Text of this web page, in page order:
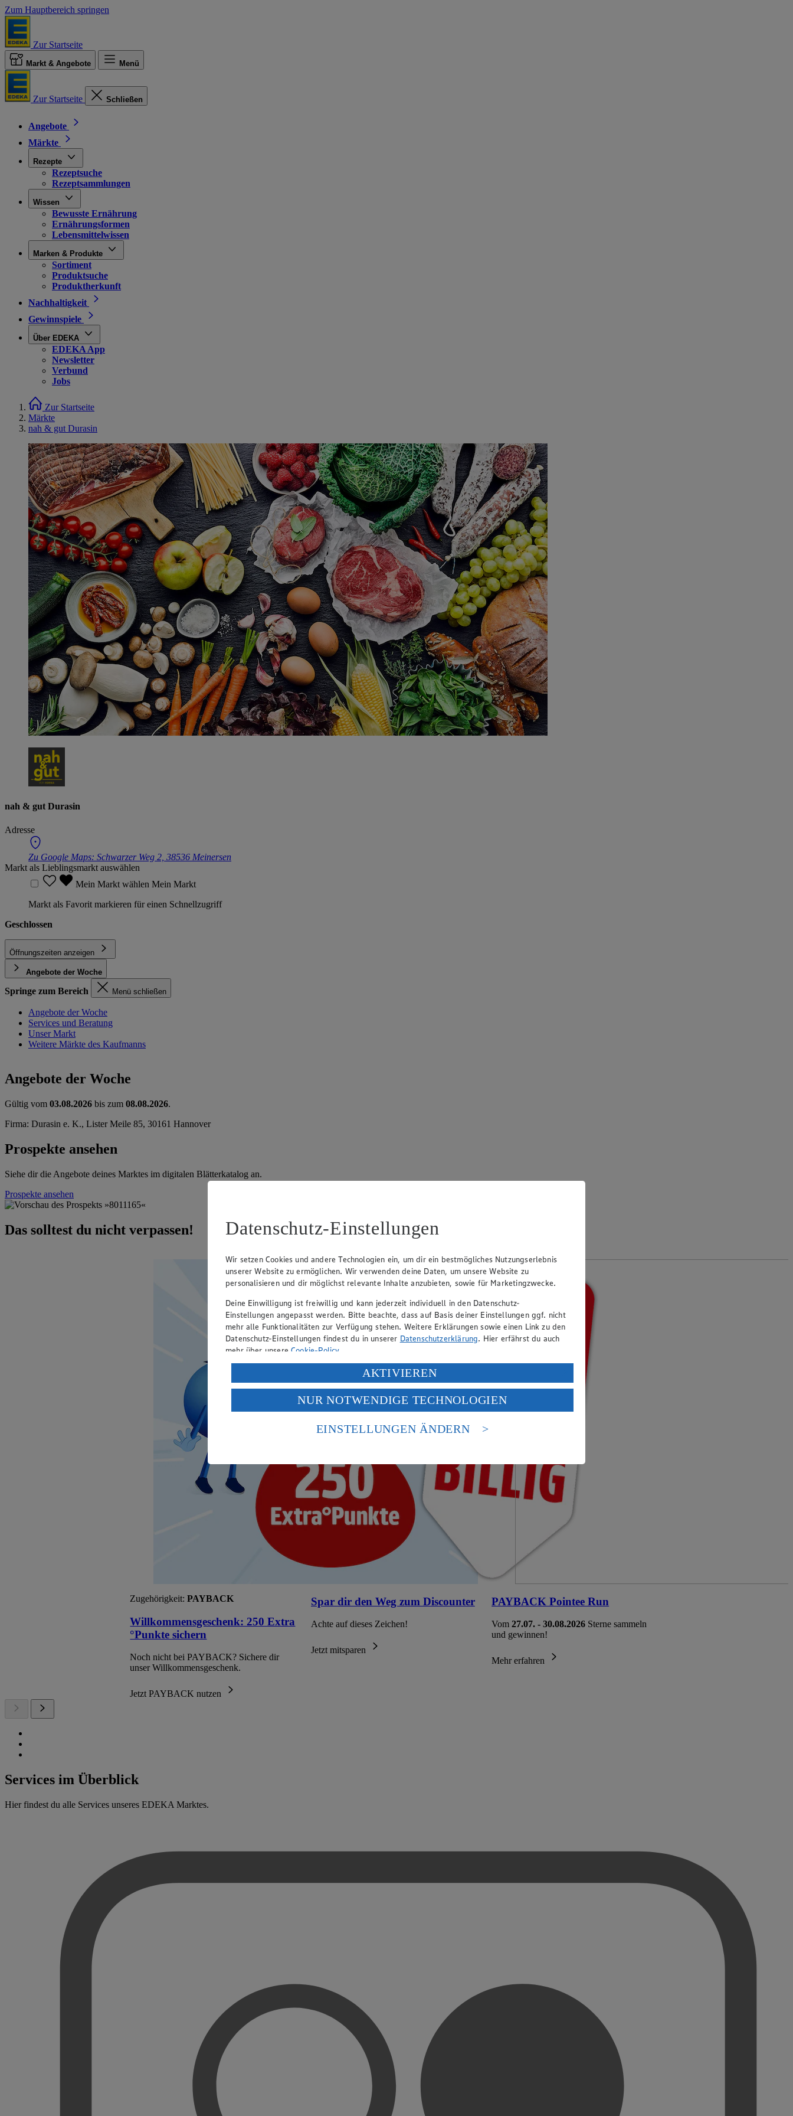
Zum Hauptbereich springen
Zur Startseite
Markt & Angebote Menü
Zur Startseite Schließen
Angebote
Märkte
Rezepte
Rezeptsuche
Rezeptsammlungen
Wissen
Bewusste Ernährung
Ernährungsformen
Lebensmittelwissen
Marken & Produkte
Sortiment
Produktsuche
Produktherkunft
Nachhaltigkeit
Gewinnspiele
Über EDEKA
EDEKA App
Newsletter
Verbund
Jobs
Zur Startseite
Märkte
nah & gut Durasin
nah & gut Durasin
Adresse
Zu Google Maps: Schwarzer Weg 2, 38536 Meinersen
Markt als Lieblingsmarkt auswählen
Mein Markt wählen Mein Markt
Markt als Favorit markieren für einen Schnellzugriff
Geschlossen
Öffnungszeiten anzeigen
Angebote der Woche
Springe zum Bereich Menü schließen
Angebote der Woche
Services und Beratung
Unser Markt
Weitere Märkte des Kaufmanns
Angebote der Woche
Gültig vom 03.08.2026 bis zum 08.08.2026.
Firma: Durasin e. K., Lister Meile 85, 30161 Hannover
Prospekte ansehen
Siehe dir die Angebote deines Marktes im digitalen Blätterkatalog an.
Prospekte ansehen
Das solltest du nicht verpassen!
Zugehörigkeit: PAYBACK
Willkommensgeschenk: 250 Extra
°Punkte sichern
Noch nicht bei PAYBACK? Sichere dir
unser Willkommensgeschenk.
Jetzt PAYBACK nutzen
Spar dir den Weg zum Discounter
Achte auf dieses Zeichen!
Jetzt mitsparen
PAYBACK Pointee Run
Vom27.07. - 30.08.2026 Sterne sammeln
und gewinnen!
Mehr erfahren
Services im Überblick
Hier findest du alle Services unseres EDEKA Marktes.
Datenschutz-Einstellungen
Wir setzen Cookies und andere Technologien ein, um dir ein bestmögliches Nutzungserlebnis
unserer Website zu ermöglichen. Wir verwenden deine Daten, um unsere Website zu
personalisieren und dir möglichst relevante Inhalte anzubieten, sowie für Marketingzwecke.
Deine Einwilligung ist freiwillig und kann jederzeit individuell in den Datenschutz-
Einstellungen angepasst werden. Bitte beachte, dass auf Basis deiner Einstellungen ggf. nicht
mehr alle Funktionalitäten zur Verfügung stehen. Weitere Erklärungen sowie einen Link zu den
Datenschutz-Einstellungen findest du in unserer Datenschutzerklärung. Hier erfährst du auch
mehr über unsereCookie-Policy.
Verarbeitung deiner personenbezogenen Daten in den USA durch Facebook und YouTube:
Wenn du auf „Aktivieren“ klickst, willigst du im Sinne des Art. 49 Abs. 1 Satz 1 lit. a) DSGVO
ein, dass deine Daten in den USA verarbeitet werden. Der EuGH sieht die USA als Land mit
einem nach europäischen Standards nicht angemessenen Datenschutzniveau an. Es besteht das
Risiko eines Zugriffs durch US-amerikanische Behörden.
AKTIVIEREN
NUR NOTWENDIGE TECHNOLOGIEN
EINSTELLUNGEN ÄNDERN